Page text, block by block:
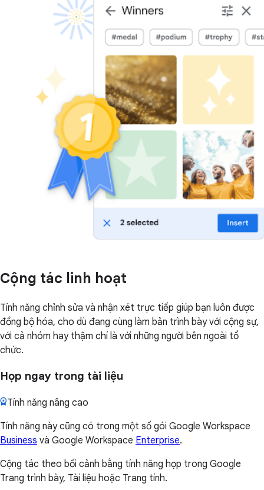
Cộng tác linh hoạt
Tính năng chỉnh sửa và nhận xét trực tiếp giúp bạn luôn được
đồng bộ hóa, cho dù đang cùng làm bản trình bày với cộng sự,
với cả nhóm hay thậm chí là với những người bên ngoài tổ
chức.
Họp ngay trong tài liệu
Tính năng nâng cao
Tính năng này cũng có trong một số gói Google Workspace
Business và Google Workspace Enterprise.
Cộng tác theo bối cảnh bằng tính năng họp trong Google
Trang trình bày, Tài liệu hoặc Trang tính.